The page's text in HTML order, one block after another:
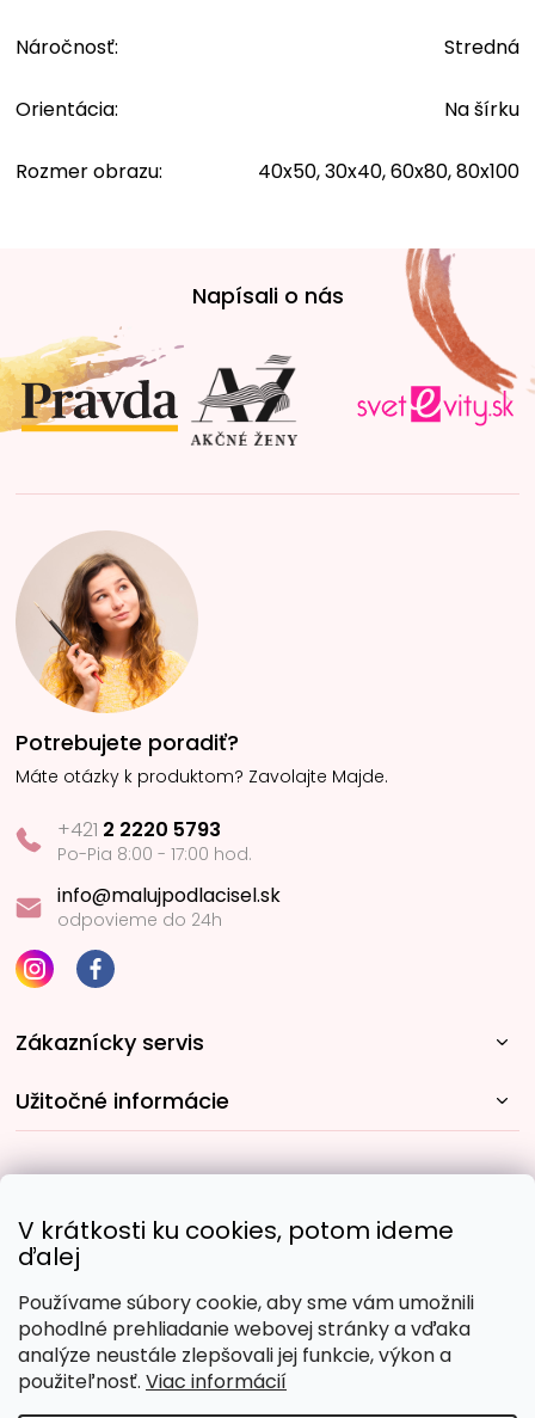
V krátkosti ku cookies, potom ideme
ďalej
Používame súbory cookie, aby sme vám umožnili
pohodlné prehliadanie webovej stránky a vďaka
analýze neustále zlepšovali jej funkcie, výkon a
použiteľnosť. Viac informácií
Náročnosť: Stredná
Orientácia: Na šírku
Rozmer obrazu: 40x50, 30x40, 60x80, 80x100
t
i
e
Napísali o nás
Potrebujete poradiť?
Máte otázky k produktom? Zavolajte Majde.
+421 2 2220 5793
Po-Pia 8:00 - 17:00 hod.
info@malujpodlacisel.sk
odpovieme do 24h
Zákaznícky servis
Užitočné informácie
Obľúbené spôsoby platby: